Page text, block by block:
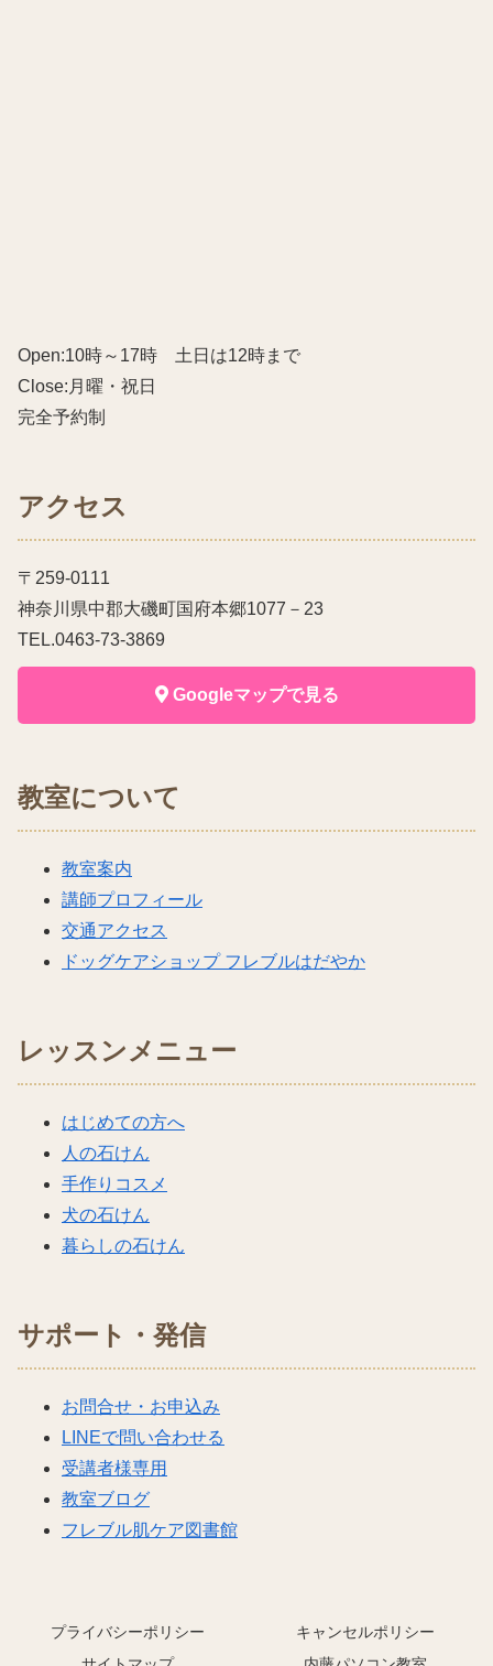
Open:10時～17時 土日は12時まで
Close:月曜・祝日
完全予約制
アクセス
〒259-0111
神奈川県中郡大磯町国府本郷1077－23
TEL.0463-73-3869
Googleマップで見る
教室について
教室案内
講師プロフィール
交通アクセス
ドッグケアショップ フレブルはだやか
レッスンメニュー
はじめての方へ
人の石けん
手作りコスメ
犬の石けん
暮らしの石けん
サポート・発信
お問合せ・お申込み
LINEで問い合わせる
受講者様専用
教室ブログ
フレブル肌ケア図書館
プライバシーポリシー
キャンセルポリシー